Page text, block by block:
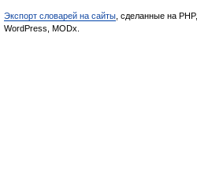
Экспорт словарей на сайты , сделанные на PHP,
WordPress, MODx.